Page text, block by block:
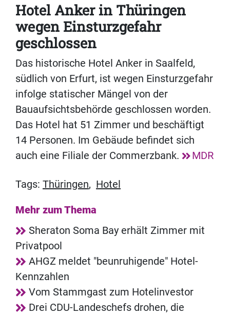
Hotel Anker in Thüringen
wegen Einsturzgefahr
geschlossen
Das historische Hotel Anker in Saalfeld,
südlich von Erfurt, ist wegen Einsturzgefahr
infolge statischer Mängel von der
Bauaufsichtsbehörde geschlossen worden.
Das Hotel hat 51 Zimmer und beschäftigt
14 Personen. Im Gebäude befindet sich
auch eine Filiale der Commerzbank.
MDR
Tags: Thüringen, Hotel
Mehr zum Thema
Sheraton Soma Bay erhält Zimmer mit
Privatpool
AHGZ meldet "beunruhigende" Hotel-
Kennzahlen
Vom Stammgast zum Hotelinvestor
Drei CDU-Landeschefs drohen, die